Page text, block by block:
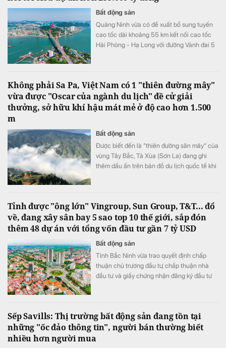
Bất động sản
Quảng Ninh vừa có đề xuất bổ sung tuyến
cao tốc dài khoảng 55 km kết nối cao tốc
Hải Phòng - Hạ Long với đường Vành đai 5
Không phải Sa Pa, Việt Nam có 1 "thiên đường mây"
vừa được "Oscar của ngành du lịch" đề cử giải
thưởng, sở hữu khí hậu mát mẻ ở độ cao hơn 1.500
m
Bất động sản
Được biết đến là "thiên đường săn mây" của
vùng Tây Bắc, Tà Xùa (Sơn La) đang ghi
thêm dấu ấn trên bản đồ du lịch quốc tế khi
Tỉnh được "ông lớn" Vingroup, Sun Group, T&T... đổ
về, đang xây sân bay 5 sao top 10 thế giới, sắp đón
thêm 48 dự án với tổng vốn đầu tư gần 7 tỷ USD
Bất động sản
Tỉnh Bắc Ninh vừa trao quyết định chấp
thuận chủ trương đầu tư, chấp thuận nhà
đầu tư và giấy chứng nhận đăng ký đầu tư
Sếp Savills: Thị trường bất động sản đang tồn tại
những "ốc đảo thông tin", người bán thường biết
nhiều hơn người mua